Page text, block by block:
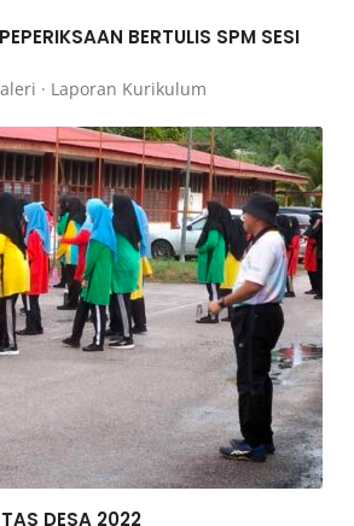
BERTULIS SPM SESI
· Laporan Kurikulum
DESA 2022